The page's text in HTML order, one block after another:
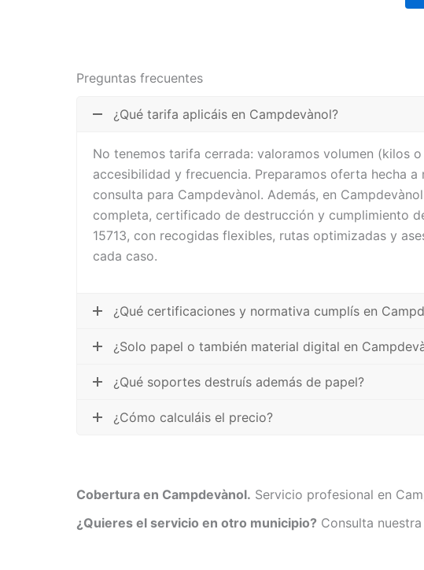
Preguntas frecuentes
¿Qué tarifa aplicáis en Campdevànol?
No tenemos tarifa cerrada: valoramos volumen (kilos
accesibilidad y frecuencia. Preparamos oferta hecha a
consulta para Campdevànol. Además, en
completa, certificado de destrucción y cumplimiento
15713, con recogidas flexibles, rutas optimizadas y
cada caso.
¿Qué certificaciones y normativa cumplís en
¿Solo papel o también material digital en
¿Qué soportes destruís además de papel?
¿Cómo calculáis el precio?
Cobertura en Campdevànol. Servicio profesional en
¿Quieres el servicio en otro municipio? Consulta